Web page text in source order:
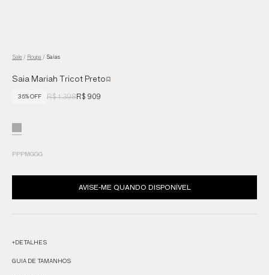
Sale / Roupa / Saias
Saia Mariah Tricot Preto
35% OFF R$ 1.398R$ 909
PPPMGGG
AVISE-ME QUANDO DISPONÍVEL
+DETALHES
GUIA DE TAMANHOS